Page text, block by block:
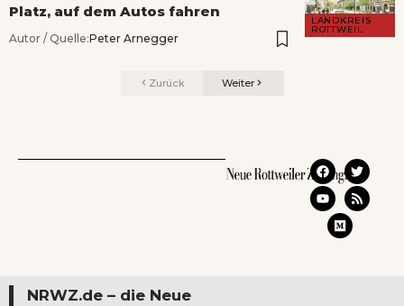
LANDKREIS
ROTTWEIL
Platz, auf dem Autos fahren
Autor / Quelle:Peter Arnegger
Zurück Weiter
NRWZ.de – die Neue